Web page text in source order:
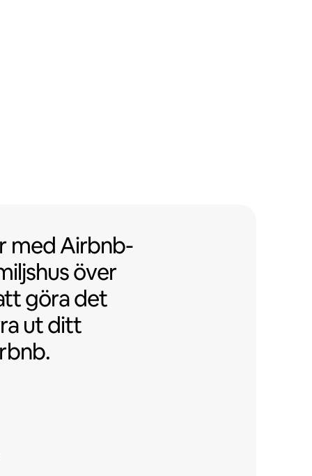
med Airbnb-vänliga
medAirbnb-
över
göra det
ut ditt